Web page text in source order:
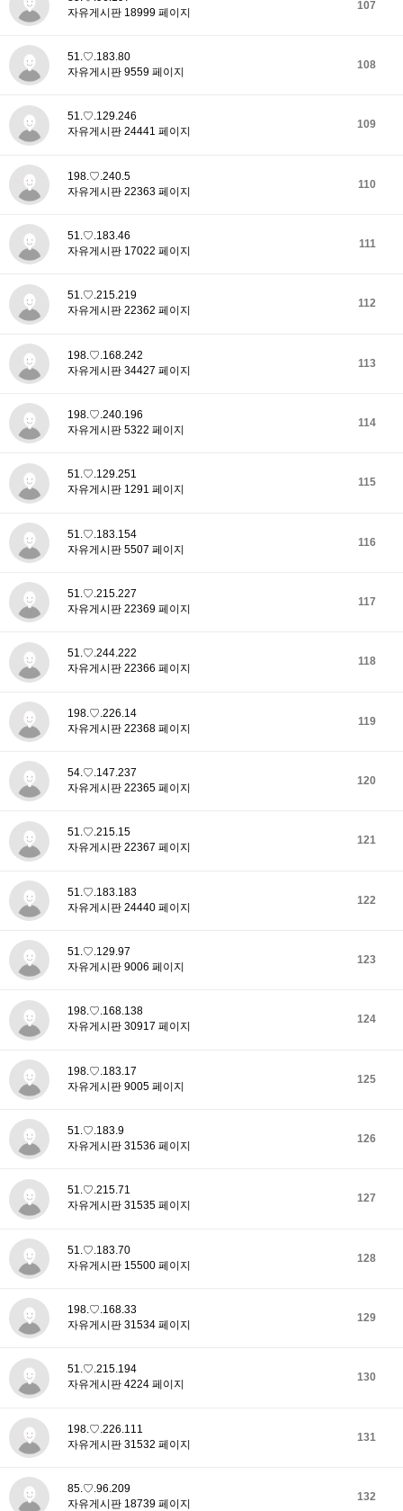
107
자유게시판 18999 페이지
108
51.♡.183.80
자유게시판 9559 페이지
109
51.♡.129.246
자유게시판 24441 페이지
110
198.♡.240.5
자유게시판 22363 페이지
111
51.♡.183.46
자유게시판 17022 페이지
112
51.♡.215.219
자유게시판 22362 페이지
113
198.♡.168.242
자유게시판 34427 페이지
114
198.♡.240.196
자유게시판 5322 페이지
115
51.♡.129.251
자유게시판 1291 페이지
116
51.♡.183.154
자유게시판 5507 페이지
117
51.♡.215.227
자유게시판 22369 페이지
118
51.♡.244.222
자유게시판 22366 페이지
119
198.♡.226.14
자유게시판 22368 페이지
120
54.♡.147.237
자유게시판 22365 페이지
121
51.♡.215.15
자유게시판 22367 페이지
122
51.♡.183.183
자유게시판 24440 페이지
123
51.♡.129.97
자유게시판 9006 페이지
124
198.♡.168.138
자유게시판 30917 페이지
125
198.♡.183.17
자유게시판 9005 페이지
126
51.♡.183.9
자유게시판 31536 페이지
127
51.♡.215.71
자유게시판 31535 페이지
128
51.♡.183.70
자유게시판 15500 페이지
129
198.♡.168.33
자유게시판 31534 페이지
130
51.♡.215.194
자유게시판 4224 페이지
131
198.♡.226.111
자유게시판 31532 페이지
132
85.♡.96.209
자유게시판 18739 페이지